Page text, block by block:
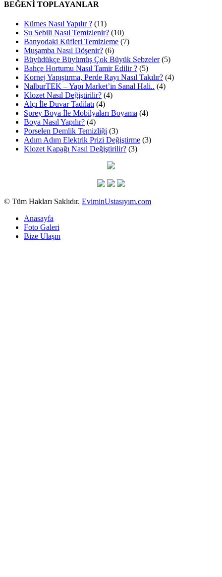
BEĞENİ TOPLAYANLAR
Kümes Nasıl Yapılır ? (11)
Su Sebili Nasıl Temizlenir? (10)
Banyodaki Küfleri Temizleme (7)
Muşamba Nasıl Döşenir? (6)
Büyüdükçe Büyümüş Çok Büyük Sebzeler (5)
Bahçe Hortumu Nasıl Tamir Edilir ? (5)
Kornej Yapıştırma, Perde Rayı Nasıl Takılır? (4)
NalburTEK – Yapı Market’in Sanal Hali.. (4)
Klozet Nasıl Değiştirilir? (4)
Alçı İle Duvar Tadilatı (4)
Sprey Boya İle Mobilyaları Boyama (4)
Boya Nasıl Yapılır? (4)
Porselen Demlik Temizliği (3)
Adım Adım Elektrik Prizi Değiştirme (3)
Klozet Kapağı Nasıl Değiştirilir? (3)
© Tüm Hakları Saklıdır. EviminUstasıyım.com
Anasayfa
Foto Galeri
Bize Ulaşın